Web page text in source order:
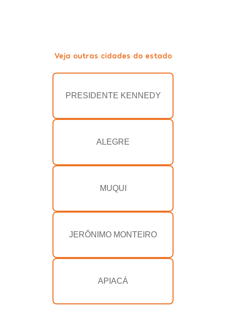
Veja outras cidades do estado
PRESIDENTE KENNEDY
ALEGRE
MUQUI
JERÔNIMO MONTEIRO
APIACÁ